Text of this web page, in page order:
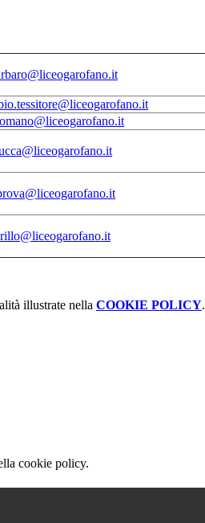
illustrate nella COOKIE POLICY.
cookie policy.